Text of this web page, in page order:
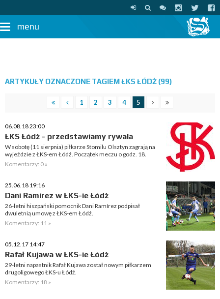
menu
ARTYKUŁY OZNACZONE TAGIEM ŁKS ŁÓDŹ (99)
1 2 3 4 5
06.08.18 23:00
ŁKS Łódź - przedstawiamy rywala
W sobotę (11 sierpnia) piłkarze Stomilu Olsztyn zagrają na
wyjeździe z ŁKS-em Łódź. Początek meczu o godz. 18.
Komentarzy: 0 »
25.06.18 19:16
Dani Ramírez w ŁKS-ie Łódź
26-letni hiszpański pomocnik Dani Ramírez podpisał
dwuletnią umowę z ŁKS-em Łódź.
Komentarzy: 11 »
05.12.17 14:47
Rafał Kujawa w ŁKS-ie Łódź
29-letni napastnik Rafał Kujawa został nowym piłkarzem
drugoligowego ŁKS-u Łódź.
Komentarzy: 18 »